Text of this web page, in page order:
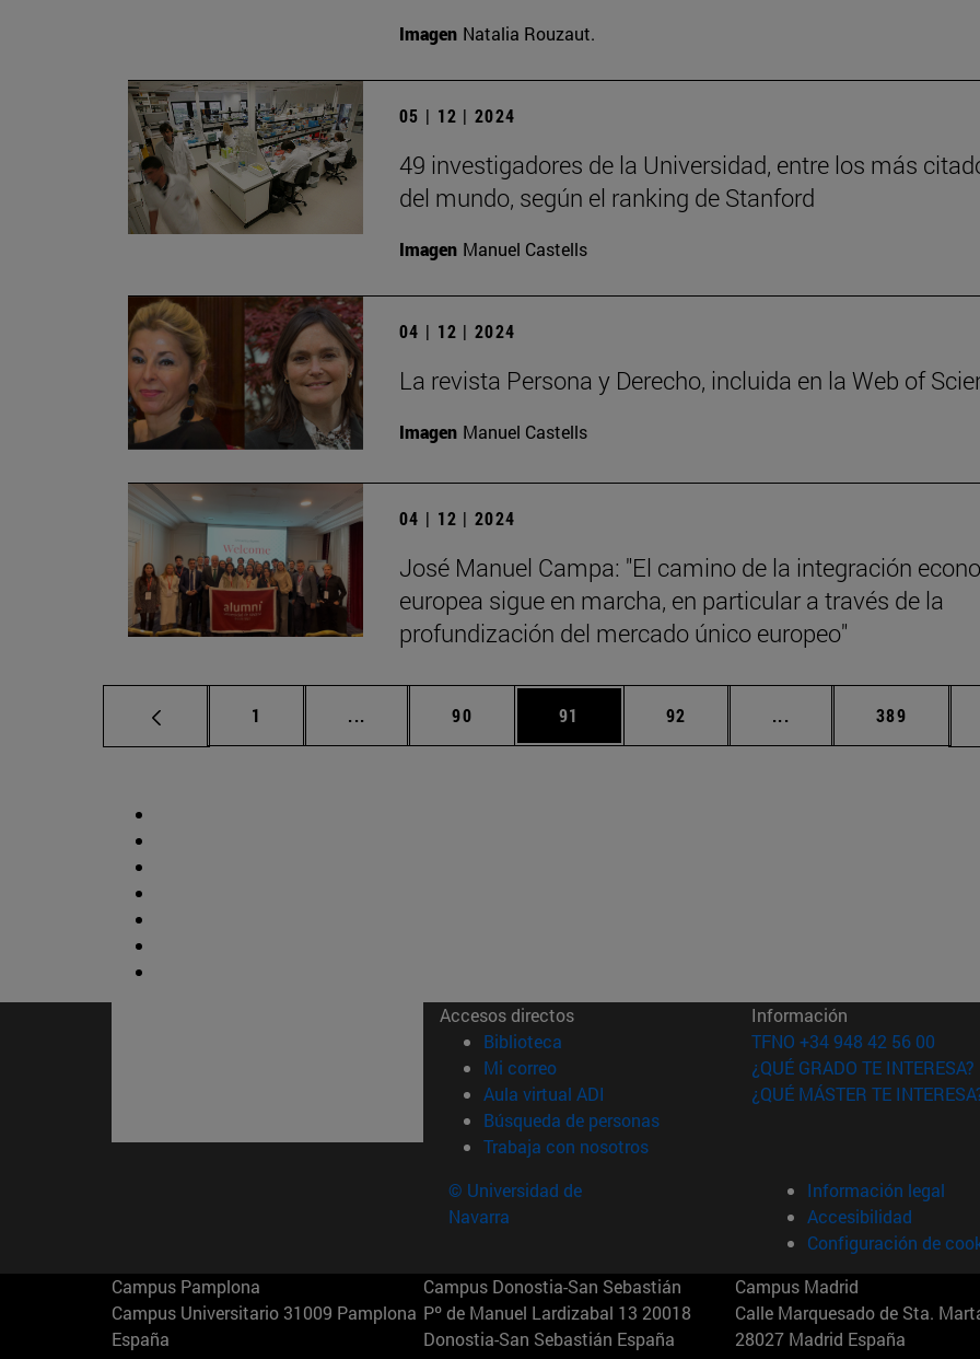
Imagen Natalia Rouzaut.
05 | 12 | 2024
49 investigadores de la Universidad, entre los más
del mundo, según el ranking de Stanford
Imagen Manuel Castells
04 | 12 | 2024
La revista Persona y Derecho, incluida en la Web of
Imagen Manuel Castells
04 | 12 | 2024
José Manuel Campa: "El camino de la integración
europea sigue en marcha, en particular a través de la
profundización del mercado único europeo"
Página
1 ... Páginas intermedias Use TAB para desplazarse.
Página
90 Página
91 Página
92 ... Páginas intermedias
Página
389
Accesos directos
Biblioteca (abre en nueva ventana)
Mi correo(abre en nueva ventana)
Aula virtual ADI (abre en nueva ventana)
Búsqueda de personas(abre en nueva ventana)
Trabaja con nosotros(abre en nueva ventana)
Información
TFNO +34 948 42 56 00
¿QUÉ GRADO TE INTERESA?
¿QUÉ MÁSTER TE
© Universidad de
Navarra
Información legal
Accesibilidad
Configuración de
Campus Pamplona
Campus Universitario 31009 Pamplona
España
Campus Donostia-San Sebastián
Pº de Manuel Lardizabal 13 20018
Donostia-San Sebastián España
Campus Madrid
Calle Marquesado de Sta.
28027 Madrid España